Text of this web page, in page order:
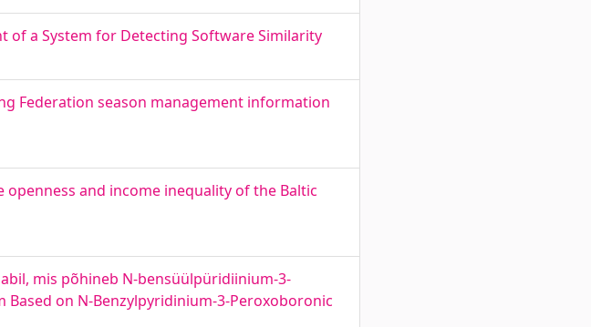
of a System for Detecting Software Similarity
Federation season management information
and income inequality of the Baltic
mis põhineb N-bensüülpüridiinium-3-
on N-Benzylpyridinium-3-Peroxoboronic